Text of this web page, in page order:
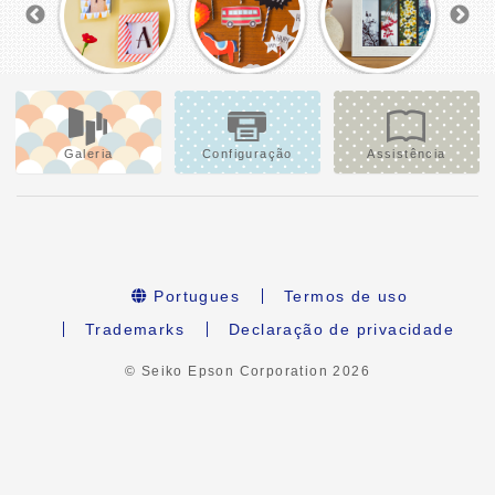
Galeria Configuração Assistência
Portugues
Termos de uso
Trademarks
Declaração de privacidade
© Seiko Epson Corporation2026